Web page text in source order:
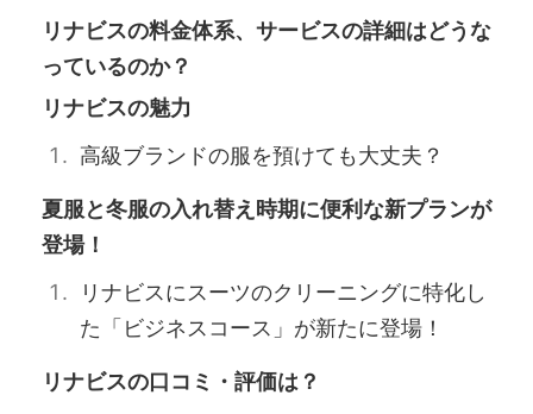
リナビスの料金体系、サービスの詳細はどうな
っているのか？
リナビスの魅力
高級ブランドの服を預けても大丈夫？
夏服と冬服の入れ替え時期に便利な新プランが
登場！
リナビスにスーツのクリーニングに特化し
た「ビジネスコース」が新たに登場！
リナビスの口コミ・評価は？